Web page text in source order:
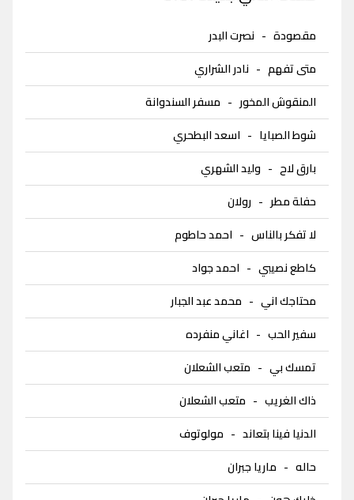
مقصودة - نصرت البدر
متى تفهم - نادر الشراري
المنقوش المخور - مسفر السندوانة
شوط الصبايا - اسعد البطحري
بارق لاح - وليد الشهري
حفلة مطر - رولان
لا تفكر بالناس - احمد حاطوم
كاطع نصيبي - احمد جواد
محتاجك اني - محمد عبد الجبار
سفير الحب - اغاني منفرده
تمسك بي - متعب الشعلان
ذاك الغريب - متعب الشعلان
الدنيا فينا بتعاند - مولوتوف
حاله - ماريا جبران